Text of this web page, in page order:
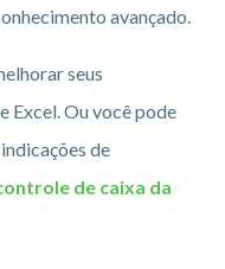
avançado.
seus
Excel. Ou você pode
de
de caixa da